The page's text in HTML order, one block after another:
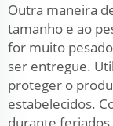
Outra maneira
tamanho e ao
for muito
ser entregue.
proteger o
estabelecidos.